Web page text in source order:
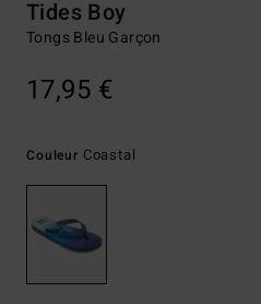
Tides Boy
Tongs Bleu Garçon
17,95 €
Couleur Coastal